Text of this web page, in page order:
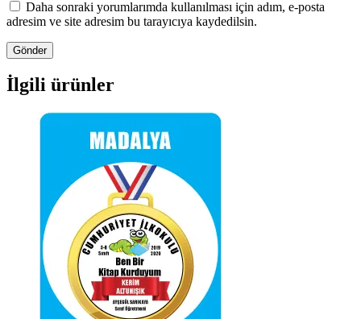
Daha sonraki yorumlarımda kullanılması için adım, e-posta
adresim ve site adresim bu tarayıcıya kaydedilsin.
İlgili ürünler